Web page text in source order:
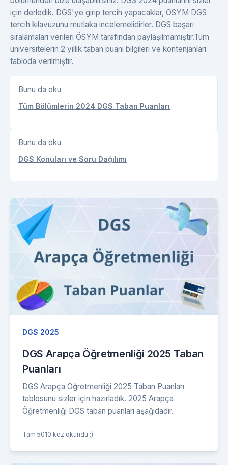
için derledik. DGS'ye girip tercih yapacaklar, ÖSYM DGS
tercih kılavuzunu mutlaka incelemelidirler. DGS başarı
sıralamaları verileri ÖSYM tarafından paylaşılmamıştır.Tüm
üniversitelerin 2 yıllık taban puanı bilgileri ve kontenjanları
tabloda verilmiştir.
Bunu da oku
Tüm Bölümlerin 2024 DGS Taban Puanları
Bunu da oku
DGS Konuları ve Soru Dağılımı
DGS 2025
DGS Arapça Öğretmenliği 2025 Taban
Puanları
DGS Arapça Öğretmenliği 2025 Taban Puanları
tablosunu sizler için hazırladık. 2025 Arapça
Öğretmenliği DGS taban puanları aşağıdadır.
Tam 5010 kez okundu :)